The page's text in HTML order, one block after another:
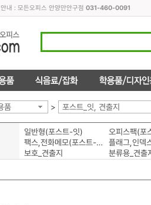
내 : 모든오피스 안양만안구점 031-460-0091
품 > 포스트_잇, 견출지
일반형(포스트-잇)
오피스팩(포
팩스,전화메모(포스트-잇)
보호_견출지
분류용_견출